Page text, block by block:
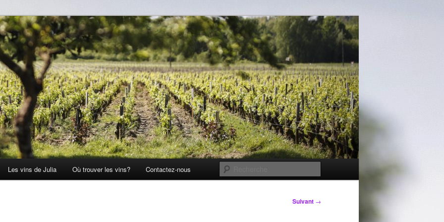
Les vins de Julia Où trouver les vins? Contactez-nous
Suivant →